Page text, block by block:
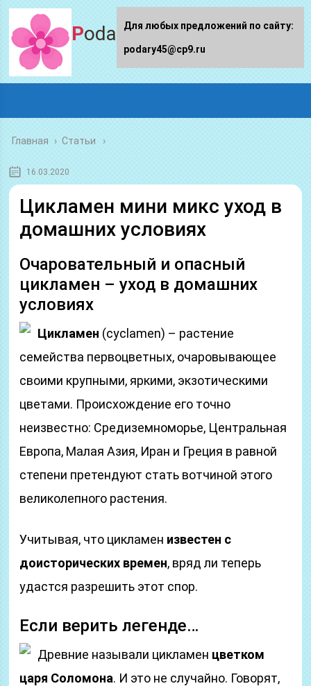
Podary45.ru
Главная › Статьи
16.03.2020
Цикламен мини микс уход в
домашних условиях
Очаровательный и опасный
цикламен – уход в домашних
условиях
Цикламен (cyclamen) – растение
семейства первоцветных, очаровывающее
своими крупными, яркими, экзотическими
цветами. Происхождение его точно
неизвестно: Средиземноморье, Центральная
Европа, Малая Азия, Иран и Греция в равной
степени претендуют стать вотчиной этого
великолепного растения.
Учитывая, что цикламен известен с
доисторических времен, вряд ли теперь
удастся разрешить этот спор.
Если верить легенде…
Древние называли цикламен цветком
царя Соломона. И это не случайно. Говорят,
Для любых предложений по сайту:
podary45@cp9.ru